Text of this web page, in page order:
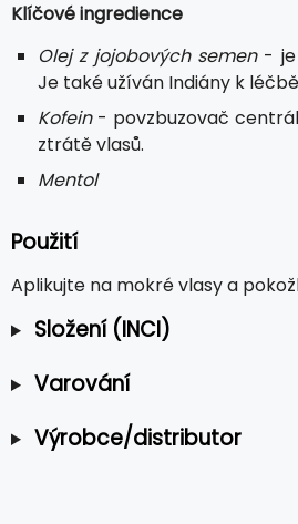
Klíčové ingredience
Olej z jojobových semen- je
Je také užíván Indiány k
Kofein- povzbuzovač
ztrátě vlasů.
Mentol
Použití
Aplikujte na mokré vlasy a
Složení (INCI)
Varování
Výrobce/distributor